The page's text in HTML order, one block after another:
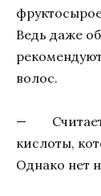
Ведь даже
волос.
—
кислоты,
Однако нет